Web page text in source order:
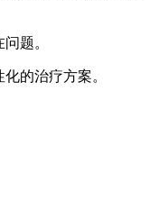
题。
的治疗方案。